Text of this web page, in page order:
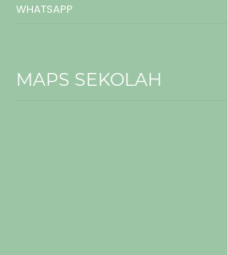
WHATSAPP
MAPS SEKOLAH